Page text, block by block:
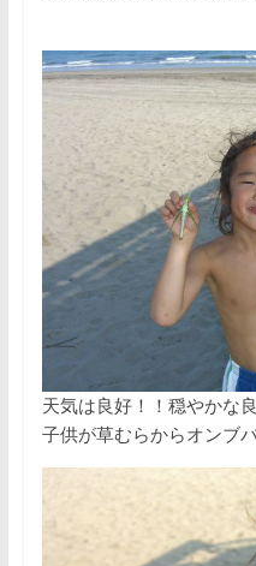
天気は良好！！穏やかな
子供が草むらからオンブ